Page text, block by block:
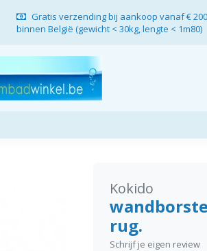
Gratis verzending bij aankoop vanaf €
binnen België (gewicht < 30kg, lengte < 1m80)
Kokido
rug.
Schrijf je eigen review